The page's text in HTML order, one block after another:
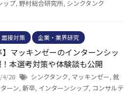
ップ, 野村総合研究所, シンクタンク
接対策 企業・業界研究
】マッキンゼーのインターンシッ
本選考対策や体験談も公開
4/28 シンクタンク, マッキンゼー, 就
ーン, 新卒, インターンシップ, コンサルテ